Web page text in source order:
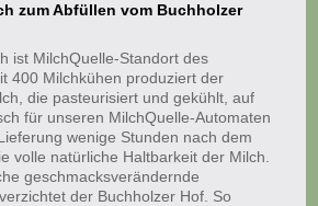
zum Abfüllen vom Buchholzer
ist MilchQuelle-Standort des
400 Milchkühen produziert der
die pasteurisiert und gekühlt, auf
für unseren MilchQuelle-Automaten
wenige Stunden nach dem
volle natürliche Haltbarkeit der Milch.
geschmacksverändernde
der Buchholzer Hof. So